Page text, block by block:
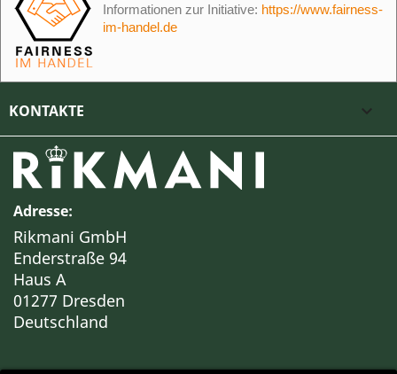
Informationen zur Initiative: https://www.fairness-
im-handel.de
KONTAKTE 
Adresse:
Rikmani GmbH
Enderstraße 94
Haus A
01277 Dresden
Deutschland